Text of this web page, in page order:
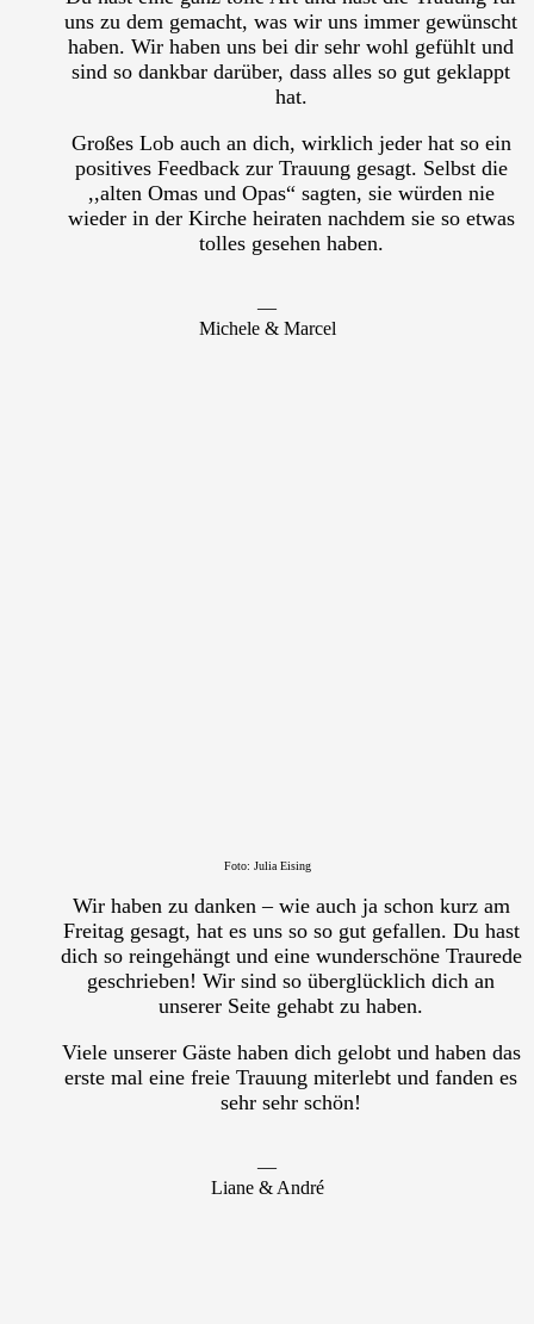
uns zu dem gemacht, was wir uns immer gewünscht
haben. Wir haben uns bei dir sehr wohl gefühlt und
sind so dankbar darüber, dass alles so gut geklappt
hat.
Großes Lob auch an dich, wirklich jeder hat so ein
positives Feedback zur Trauung gesagt. Selbst die
,,alten Omas und Opas“ sagten, sie würden nie
wieder in der Kirche heiraten nachdem sie so etwas
tolles gesehen haben.
―
Michele & Marcel
Foto: Julia Eising
Wir haben zu danken – wie auch ja schon kurz am
Freitag gesagt, hat es uns so so gut gefallen. Du hast
dich so reingehängt und eine wunderschöne Traurede
geschrieben! Wir sind so überglücklich dich an
unserer Seite gehabt zu haben.
Viele unserer Gäste haben dich gelobt und haben das
erste mal eine freie Trauung miterlebt und fanden es
sehr sehr schön!
―
Liane & André